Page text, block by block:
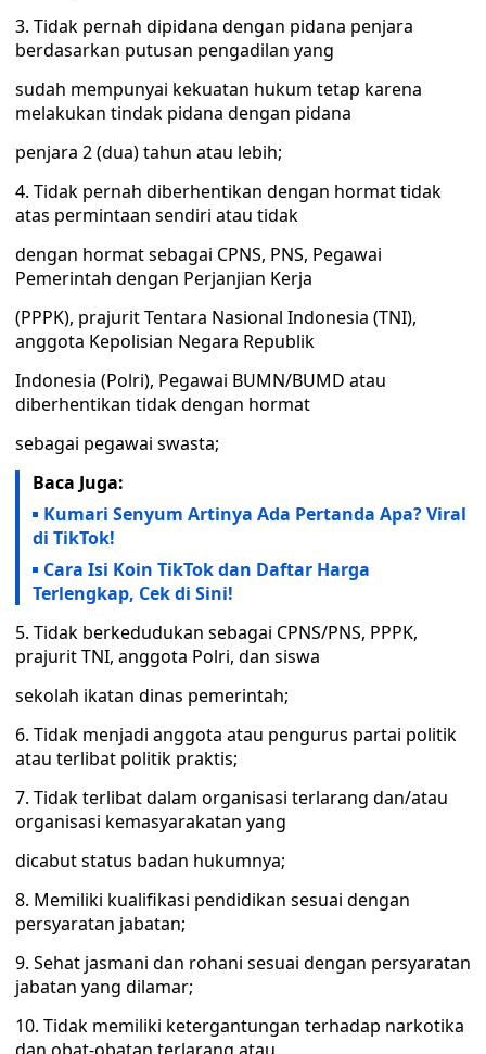
3. Tidak pernah dipidana dengan pidana penjara
berdasarkan putusan pengadilan yang
sudah mempunyai kekuatan hukum tetap karena
melakukan tindak pidana dengan pidana
penjara 2 (dua) tahun atau lebih;
4. Tidak pernah diberhentikan dengan hormat tidak
atas permintaan sendiri atau tidak
dengan hormat sebagai CPNS, PNS, Pegawai
Pemerintah dengan Perjanjian Kerja
(PPPK), prajurit Tentara Nasional Indonesia (TNI),
anggota Kepolisian Negara Republik
Indonesia (Polri), Pegawai BUMN/BUMD atau
diberhentikan tidak dengan hormat
sebagai pegawai swasta;
Baca Juga:
Kumari Senyum Artinya Ada Pertanda Apa? Viral
di TikTok!
Cara Isi Koin TikTok dan Daftar Harga
Terlengkap, Cek di Sini!
5. Tidak berkedudukan sebagai CPNS/PNS, PPPK,
prajurit TNI, anggota Polri, dan siswa
sekolah ikatan dinas pemerintah;
6. Tidak menjadi anggota atau pengurus partai politik
atau terlibat politik praktis;
7. Tidak terlibat dalam organisasi terlarang dan/atau
organisasi kemasyarakatan yang
dicabut status badan hukumnya;
8. Memiliki kualifikasi pendidikan sesuai dengan
persyaratan jabatan;
9. Sehat jasmani dan rohani sesuai dengan persyaratan
jabatan yang dilamar;
10. Tidak memiliki ketergantungan terhadap narkotika